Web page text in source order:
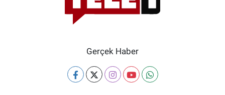
Gerçek Haber